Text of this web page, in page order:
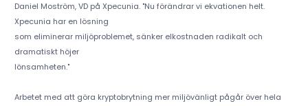
Daniel Moström, VD på Xpecunia. "Nu förändrar vi ekvationen helt.
Xpecunia har en lösning
som eliminerar miljöproblemet, sänker elkostnaden radikalt och
dramatiskt höjer
lönsamheten."
Arbetet med att göra kryptobrytning mer miljövänligt pågår över hela